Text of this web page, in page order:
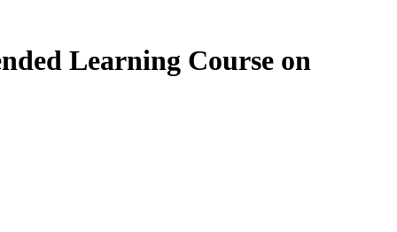
Learning Course on